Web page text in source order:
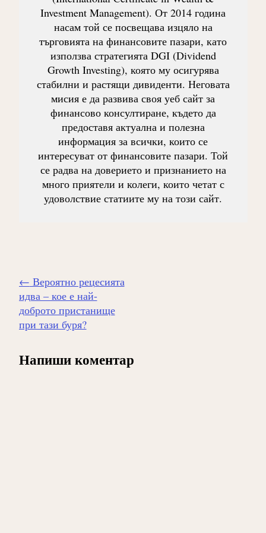
Investment Management). От 2014 година
насам той се посвещава изцяло на
търговията на финансовите пазари, като
използва стратегията DGI (Dividend
Growth Investing), която му осигурява
стабилни и растящи дивиденти. Неговата
мисия е да развива своя уеб сайт за
финансово консултиране, където да
предоставя актуална и полезна
информация за всички, които се
интересуват от финансовите пазари. Той
се радва на доверието и признанието на
много приятели и колеги, които четат с
удоволствие статиите му на този сайт.
Навигиране
на
публикацията
← Вероятно рецесията
идва – кое е най-
доброто пристанище
при тази буря?
Напиши коментар